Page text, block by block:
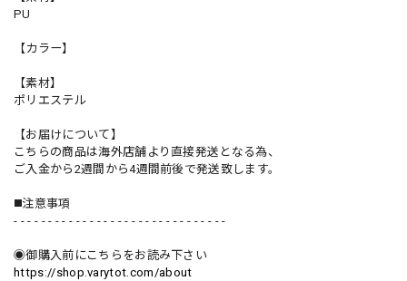
PU
【カラー】
【素材】
ポリエステル
【お届けについて】
こちらの商品は海外店舗より直接発送となる為、
ご入金から2週間から4週間前後で発送致します。
◼️注意事項
- - - - - - - - - - - - - - - - - - - - - - - - - - - - - - -
◉御購入前にこちらをお読み下さい
https://shop.varytot.com/about